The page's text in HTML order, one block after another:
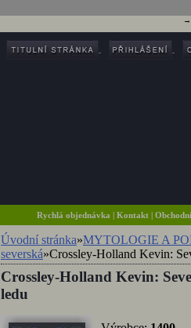
Rychlá objednávka |Kontakt |
Úvodní stránka»MYTOLOGIE A
severská»Crossley-Holland Kevin:
Crossley-Holland Kevin:
ledu